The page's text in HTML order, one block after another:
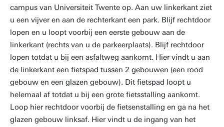
campus van Universiteit Twente op. Aan uw linkerkant ziet
u een vijver en aan de rechterkant een park. Blijf rechtdoor
lopen en u loopt voorbij een eerste gebouw aan de
linkerkant (rechts van u de parkeerplaats). Blijf rechtdoor
lopen totdat u bij een asfaltweg aankomt. Hier vindt u aan
de linkerkant een fietspad tussen 2 gebouwen (een rood
gebouw en een glazen gebouw). Dit fietspad loopt u
helemaal af totdat u bij een grote fietsstalling aankomt.
Loop hier rechtdoor voorbij de fietsenstalling en ga na het
glazen gebouw linksaf. Hier vindt u de ingang van het